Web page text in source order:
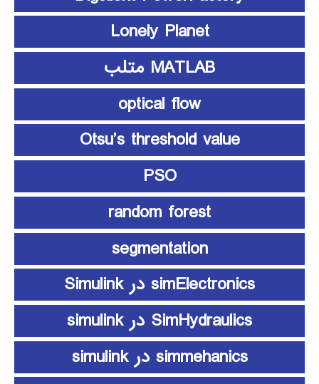
Lonely Planet
MATLAB متلب
optical flow
Otsu’s threshold value
PSO
random forest
segmentation
simElectronics در Simulink
SimHydraulics در simulink
simmehanics در simulink